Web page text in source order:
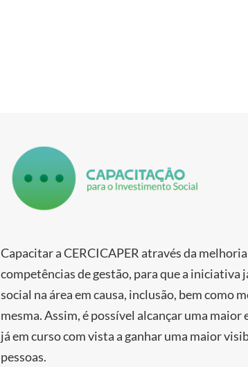
Capacitar a CERCICAPER através da
competências de gestão, para que a iniciativa
social na área em causa, inclusão, bem como
mesma. Assim, é possível alcançar uma
já em curso com vista a ganhar uma maior
pessoas.